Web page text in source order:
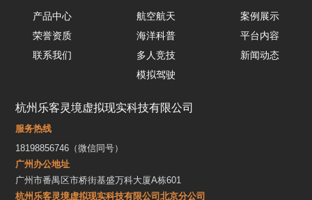
产品中心
荣誉资质
联系我们
航空航天
海洋科普
多人竞技
模拟驾驶
案例展示
平台内容
新闻动态
杭州乐客灵境虚拟现实科技有限公司
服务热线
18198856746（微信同号）
广州办公地址
广州市番禺区市桥街基盛万科大厦A栋601
杭州乐客灵境虚拟现实科技有限公司北京分公司